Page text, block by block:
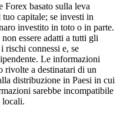
basato sulla leva
capitale; se investi in
investito in toto o in parte.
essere adatti a tutti gli
rischi connessi e, se
Le informazioni
rivolte a destinatari di un
distribuzione in Paesi in cui
sarebbe incompatibile
locali.